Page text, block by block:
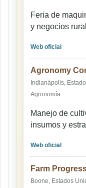
Feria de
y negocios
Web oficial
Agronomy
Indianápolis,
Agronomía
Manejo de
insumos y
Web oficial
Farm
Boone, Estados